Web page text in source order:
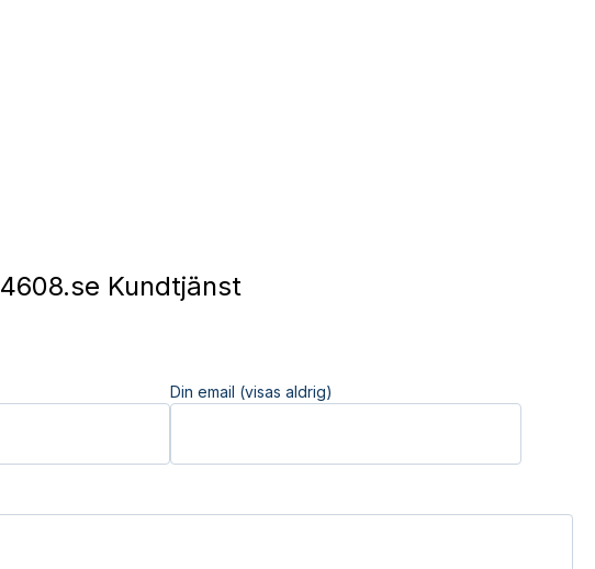
4608.se Kundtjänst
Din email (visas aldrig)